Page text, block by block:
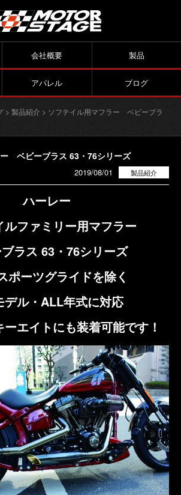
会社概要 製品
アパレル ブログ
> 製品紹介 > ソフテイル用マフラー ベビーブラ
ベビーブラス 63・76シリーズ
製品紹介
2019/08/01
ハーレー
ルファミリー用マフラー
ラス 63・76シリーズ
ポーツグライドを除く
デル・ALL年式に対応
ーエイトにも装着可能です！